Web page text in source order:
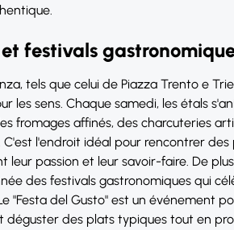
festivals
tels que celui de Piazza Trento e
les sens. Chaque samedi, les étals
fromages affinés, des charcuteries
C'est l'endroit idéal pour rencontrer
leur passion et leur savoir-faire. De
des festivals gastronomiques qui
"Festa del Gusto" est un événement
déguster des plats typiques tout en